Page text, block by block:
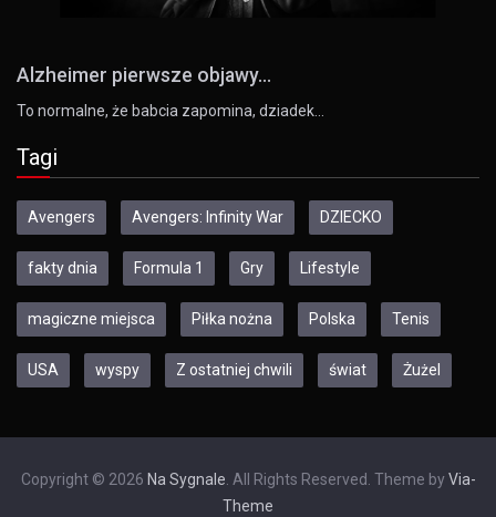
Alzheimer pierwsze objawy...
To normalne, że babcia zapomina, dziadek…
Tagi
Avengers Avengers: Infinity War DZIECKO
fakty dnia Formula 1 Gry Lifestyle
magiczne miejsca Piłka nożna Polska Tenis
USA wyspy Z ostatniej chwili świat Żużel
Copyright © 2026 Na Sygnale . All Rights Reserved. Theme by Via-
Theme